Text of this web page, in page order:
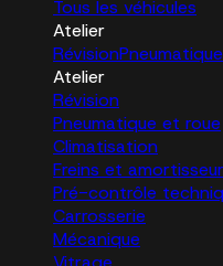
Tous les véhicules
Atelier
Révision
Atelier
Révision
Pneumatique et roue
Climatisation
Freins et
Pré-contrôle
Carrosserie
Mécanique